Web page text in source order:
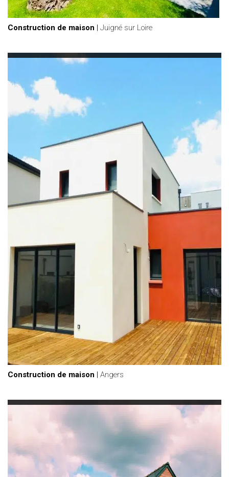
Construction de maison | Juigné sur Loire
Construction de maison | Angers